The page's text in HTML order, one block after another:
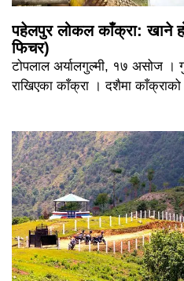
पहेलपुर लोकल काँक्रा: खाने
फिचर)
टोपलाल अर्यालगुल्मी, १७ असोज ।
राखिएका काँक्रा । दशैमा काँक्राको